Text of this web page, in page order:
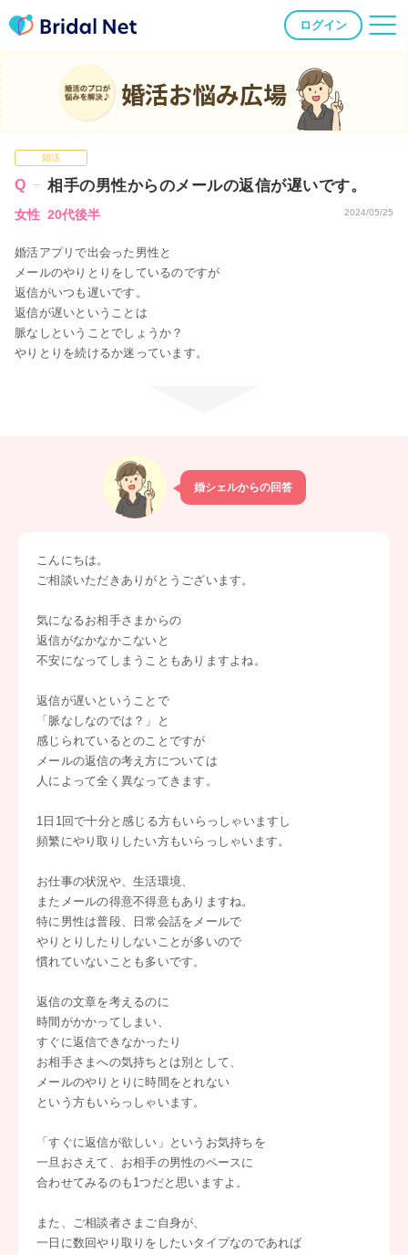
ログイン
婚活お悩み広場
婚活
相手の男性からのメールの返信が遅いです。
女性 20代後半 2024/05/25
婚活アプリで出会った男性と
メールのやりとりをしているのですが
返信がいつも遅いです。
返信が遅いということは
脈なしということでしょうか？
やりとりを続けるか迷っています。
婚シェルからの回答
こんにちは。
ご相談いただきありがとうございます。
気になるお相手さまからの
返信がなかなかこないと
不安になってしまうこともありますよね。
返信が遅いということで
「脈なしなのでは？」と
感じられているとのことですが
メールの返信の考え方については
人によって全く異なってきます。
1日1回で十分と感じる方もいらっしゃいますし
頻繁にやり取りしたい方もいらっしゃいます。
お仕事の状況や、生活環境、
またメールの得意不得意もありますね。
特に男性は普段、日常会話をメールで
やりとりしたりしないことが多いので
慣れていないことも多いです。
返信の文章を考えるのに
時間がかかってしまい、
すぐに返信できなかったり
お相手さまへの気持ちとは別として、
メールのやりとりに時間をとれない
という方もいらっしゃいます。
「すぐに返信が欲しい」というお気持ちを
一旦おさえて、お相手の男性のペースに
合わせてみるのも1つだと思いますよ。
また、ご相談者さまご自身が、
一日に数回やり取りをしたいタイプなのであれば